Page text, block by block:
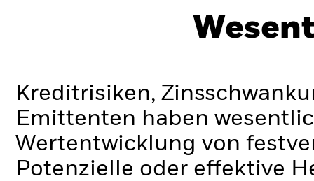
Kreditrisiken,
Emittenten haben
Wertentwicklung von
Potenzielle oder effektive